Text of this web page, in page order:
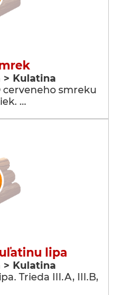
> Kulatina
smreku
…
lipa
> Kulatina
Trieda III.A, III.B,